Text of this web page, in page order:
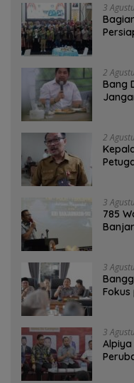
3
2
Bang
2
3
785
3
3